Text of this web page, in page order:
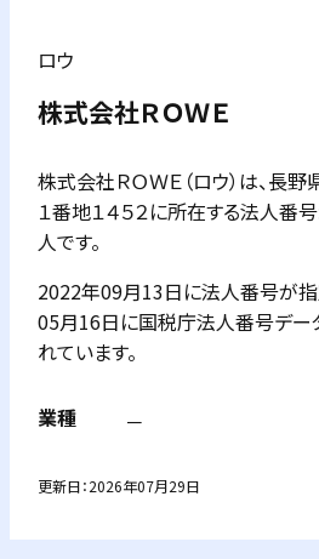
ロウ
株式会社ＲＯＷＥ
株式会社ＲＯＷＥ（ロウ）は、長
１番地１４５２に所在する法人
人です。
2022年09月13日に法人番号が指
05月16日に国税庁法人番号デー
れています。
業種 －
更新日：2026年07月29日